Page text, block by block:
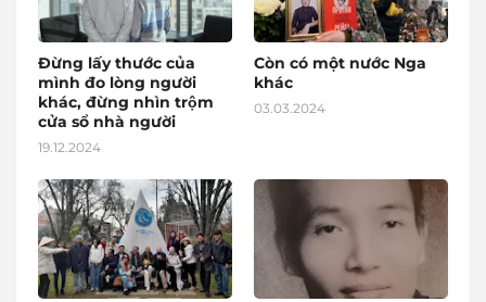
Đừng lấy thước của
mình đo lòng người
khác, đừng nhìn trộm
cửa sổ nhà người
19.12.2024
Còn có một nước Nga
khác
03.03.2024